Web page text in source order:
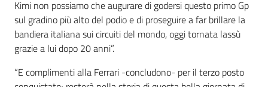
Kimi non possiamo che augurare di godersi questo primo Gp
sul gradino più alto del podio e di proseguire a far brillare la
bandiera italiana sui circuiti del mondo, oggi tornata lassù
grazie a lui dopo 20 anni”.
“E complimenti alla Ferrari -concludono- per il terzo posto